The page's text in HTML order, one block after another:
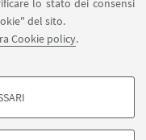
lo stato dei consensi
del sito.
Cookie policy.
|
|
|